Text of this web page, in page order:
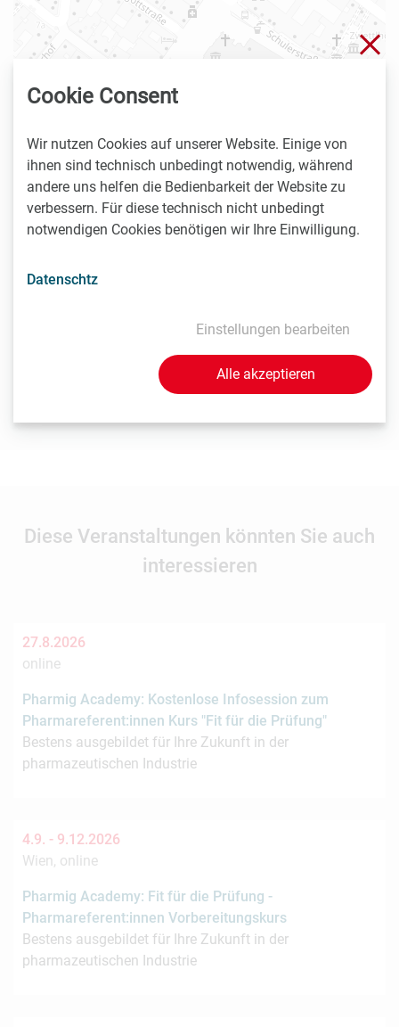
10:00 - 11:00
Diese Veranstaltungen könnten Sie auch
interessieren
27.8.2026
online
Pharmig Academy: Kostenlose Infosession zum
Pharmareferent:innen Kurs "Fit für die Prüfung"
Bestens ausgebildet für Ihre Zukunft in der
pharmazeutischen Industrie
4.9. - 9.12.2026
Wien, online
Pharmig Academy: Fit für die Prüfung -
Pharmareferent:innen Vorbereitungskurs
Bestens ausgebildet für Ihre Zukunft in der
pharmazeutischen Industrie
Cookie Consent
Wir nutzen Cookies auf unserer Website. Einige von
ihnen sind technisch unbedingt notwendig, während
andere uns helfen die Bedienbarkeit der Website zu
verbessern. Für diese technisch nicht unbedingt
notwendigen Cookies benötigen wir Ihre Einwilligung.
Datenschtz
Einstellungen bearbeiten
Alle akzeptieren